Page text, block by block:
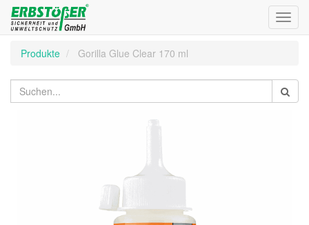
Produkte
Gorilla Glue Clear 170 ml